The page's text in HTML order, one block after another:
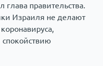
глава правительства.
Израиля не делают